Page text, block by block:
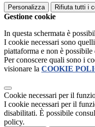
Personalizza Rifiuta tutti i
Gestione cookie
In questa schermata è
I cookie necessari sono
piattaforma e non è
Per conoscere quali sono i
visionare la COOKIE
Cookie necessari per il
I cookie necessari per il
disabilitati. È possibile
policy.